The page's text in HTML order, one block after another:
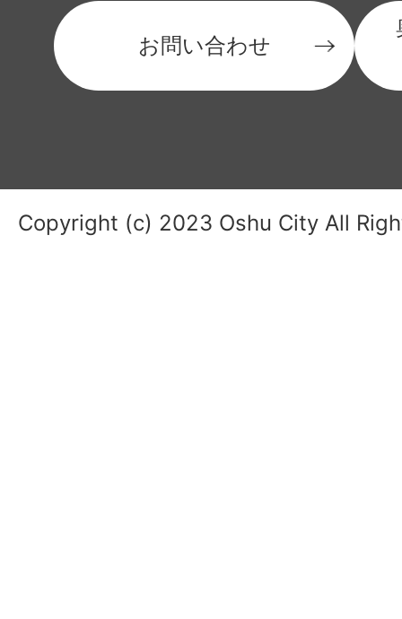
お問い合わせ
Copyright (c) 2023 Oshu City All